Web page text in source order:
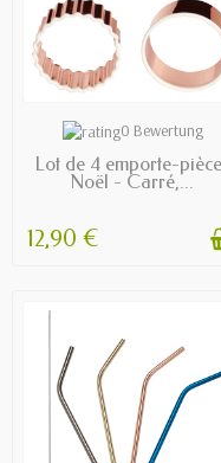
0 Bewertung
Lot de 4 emporte-
Noël - Carré,...
12,90 €